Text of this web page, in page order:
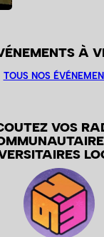
À
TOUS NOS
VOS